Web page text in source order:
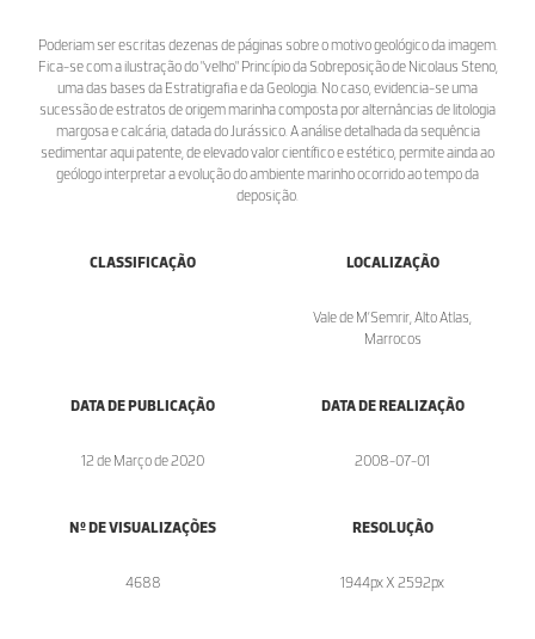
Poderiam ser escritas dezenas de páginas sobre o motivo geológico da imagem.
Fica-se com a ilustração do "velho" Princípio da Sobreposição de Nicolaus Steno,
uma das bases da Estratigrafia e da Geologia. No caso, evidencia-se uma
sucessão de estratos de origem marinha composta por alternâncias de litologia
margosa e calcária, datada do Jurássico. A análise detalhada da sequência
sedimentar aqui patente, de elevado valor científico e estético, permite ainda ao
geólogo interpretar a evolução do ambiente marinho ocorrido ao tempo da
deposição.
CLASSIFICAÇÃO LOCALIZAÇÃO
Vale de M’Semrir, Alto Atlas,
Marrocos
DATA DE PUBLICAÇÃO
12 de Março de 2020
DATA DE REALIZAÇÃO
2008-07-01
Nº DE VISUALIZAÇÕES
4688
RESOLUÇÃO
1944px X 2592px